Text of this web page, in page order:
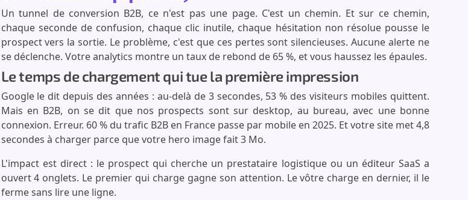
Un tunnel de conversion B2B, ce n'est pas une page. C'est un chemin. Et sur ce chemin,
chaque seconde de confusion, chaque clic inutile, chaque hésitation non résolue pousse le
prospect vers la sortie. Le problème, c'est que ces pertes sont silencieuses. Aucune alerte ne
se déclenche. Votre analytics montre un taux de rebond de 65 %, et vous haussez les épaules.
Le temps de chargement qui tue la première impression
Google le dit depuis des années : au-delà de 3 secondes, 53 % des visiteurs mobiles quittent.
Mais en B2B, on se dit que nos prospects sont sur desktop, au bureau, avec une bonne
connexion. Erreur. 60 % du trafic B2B en France passe par mobile en 2025. Et votre site met 4,8
secondes à charger parce que votre hero image fait 3 Mo.
L'impact est direct : le prospect qui cherche un prestataire logistique ou un éditeur SaaS a
ouvert 4 onglets. Le premier qui charge gagne son attention. Le vôtre charge en dernier, il le
ferme sans lire une ligne.